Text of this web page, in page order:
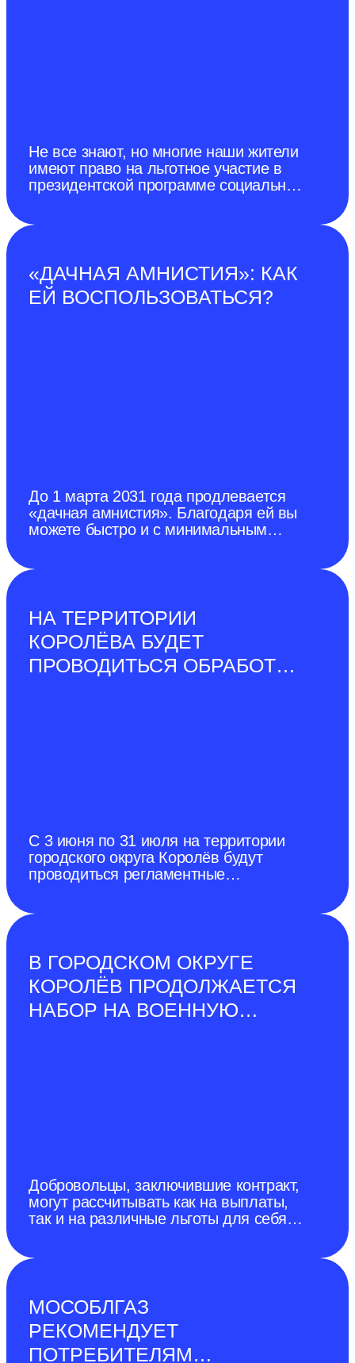
Не все знают, но многие наши жители
имеют право на льготное участие в
президентской программе социальной
«ДАЧНАЯ АМНИСТИЯ»: КАК
ЕЙ ВОСПОЛЬЗОВАТЬСЯ?
До 1 марта 2031 года продлевается
«дачная амнистия». Благодаря ей вы
можете быстро и с минимальным
НА ТЕРРИТОРИИ
КОРОЛЁВА БУДЕТ
ПРОВОДИТЬСЯ ОБРАБОТКА
С 3 июня по 31 июля на территории
городского округа Королёв будут
проводиться регламентные
гербицидов.
В ГОРОДСКОМ ОКРУГЕ
КОРОЛЁВ ПРОДОЛЖАЕТСЯ
НАБОР НА ВОЕННУЮ
Добровольцы, заключившие контракт,
могут рассчитывать как на выплаты,
так и на различные льготы для себя и
МОСОБЛГАЗ
РЕКОМЕНДУЕТ
ПОТРЕБИТЕЛЯМ